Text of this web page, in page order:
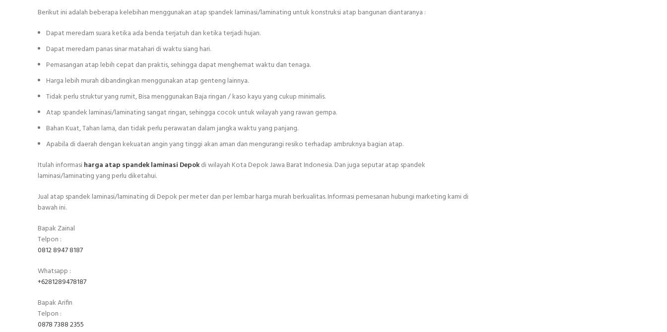
Berikut ini adalah beberapa kelebihan menggunakan atap spandek laminasi/laminating untuk konstruksi atap bangunan diantaranya :
Dapat meredam suara ketika ada benda terjatuh dan ketika terjadi hujan.
Dapat meredam panas sinar matahari di waktu siang hari.
Pemasangan atap lebih cepat dan praktis, sehingga dapat menghemat waktu dan tenaga.
Harga lebih murah dibandingkan menggunakan atap genteng lainnya.
Tidak perlu struktur yang rumit, Bisa menggunakan Baja ringan / kaso kayu yang cukup minimalis.
Atap spandek laminasi/laminating sangat ringan, sehingga cocok untuk wilayah yang rawan gempa.
Bahan Kuat, Tahan lama, dan tidak perlu perawatan dalam jangka waktu yang panjang.
Apabila di daerah dengan kekuatan angin yang tinggi akan aman dan mengurangi resiko terhadap ambruknya bagian atap.
Itulah informasiharga atap spandek laminasi Depokdi wilayah Kota Depok Jawa Barat Indonesia. Dan juga seputar atap spandek
laminasi/laminating yang perlu diketahui.
Jual atap spandek laminasi/laminating di Depok per meter dan per lembar harga murah berkualitas. Informasi pemesanan hubungi marketing kami di
bawah ini.
Bapak Zainal
Telpon :
0812 8947 8187
Whatsapp :
+6281289478187
Bapak Arifin
Telpon :
0878 7388 2355